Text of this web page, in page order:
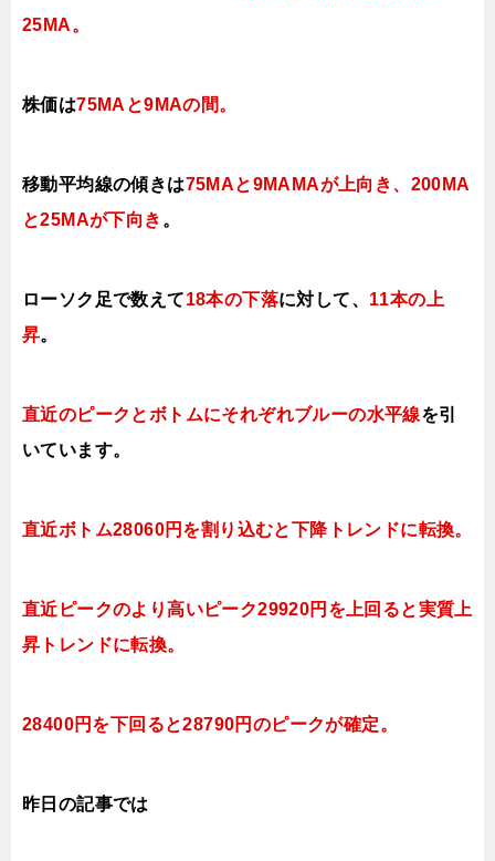
25MA。
株価は75MAと9MAの間。
移動平均線の傾きは75MAと9MAMAが上向き、200MA
と25MAが下向き 。
ローソク足で数えて18本の下落に対して、 11本の上
昇。
直近のピークとボトムにそれぞれブルーの水平線を引
いています。
直近ボトム28060円を割り込むと下降トレンドに転換。
直近ピークのより高いピーク29920円を上回ると実質上
昇トレンドに転換。
28400円を下回ると28790円のピークが確定。
昨日の記事では